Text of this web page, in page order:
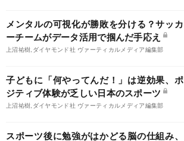
メンタルの可視化が勝敗を分ける？サッカ
ーチームがデータ活用で掴んだ手応え
上沼祐樹,ダイヤモンド社 ヴァーティカルメディア編集部
子どもに「何やってんだ！」は逆効果、ポ
ジティブ体験が乏しい日本のスポーツ
上沼祐樹,ダイヤモンド社 ヴァーティカルメディア編集部
スポーツ後に勉強がはかどる脳の仕組み、